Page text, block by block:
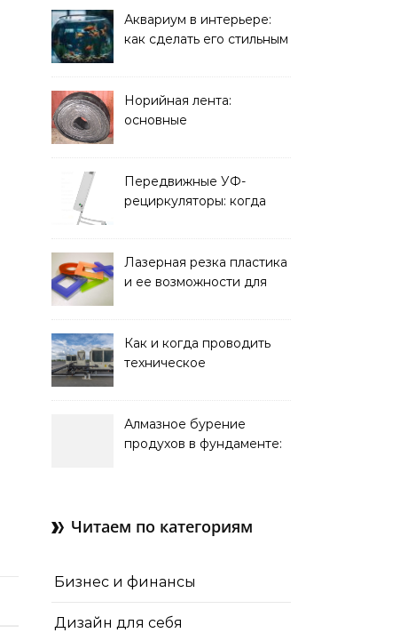
решать
Аквариум в интерьере:
как сделать его стильным
Норийная лента:
основные
и советы по выбору
Передвижные УФ-
рециркуляторы: когда
Лазерная резка пластика
и ее возможности для
Как и когда проводить
техническое
Алмазное бурение
продухов в фундаменте:
Читаем по категориям
Бизнес и финансы
Дизайн для себя